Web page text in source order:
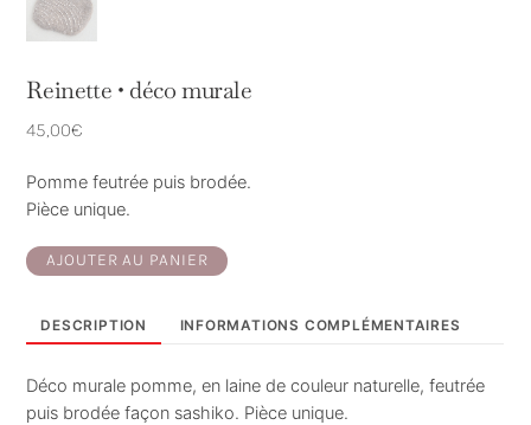
Reinette • déco murale
45,00€
Pomme feutrée puis brodée.
Pièce unique.
quantité
•
murale
AJOUTER AU PANIER
DESCRIPTION INFORMATIONS COMPLÉMENTAIRES
Déco murale pomme, en laine de couleur naturelle, feutrée
puis brodée façon sashiko. Pièce unique.